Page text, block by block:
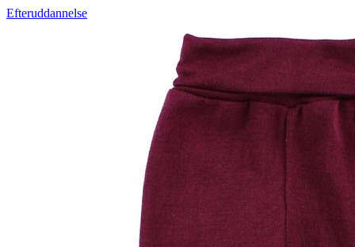
Efteruddannelse